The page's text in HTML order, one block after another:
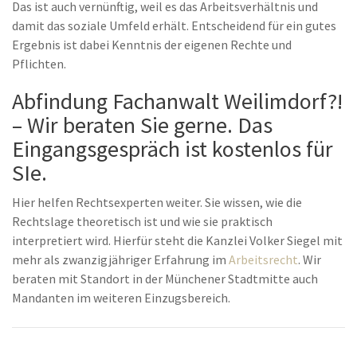
Das ist auch vernünftig, weil es das Arbeitsverhältnis und
damit das soziale Umfeld erhält. Entscheidend für ein gutes
Ergebnis ist dabei Kenntnis der eigenen Rechte und
Pflichten.
Abfindung Fachanwalt Weilimdorf?!
– Wir beraten Sie gerne. Das
Eingangsgespräch ist kostenlos für
SIe.
Hier helfen Rechtsexperten weiter. Sie wissen, wie die
Rechtslage theoretisch ist und wie sie praktisch
interpretiert wird. Hierfür steht die Kanzlei Volker Siegel mit
mehr als zwanzigjähriger Erfahrung im Arbeitsrecht. Wir
beraten mit Standort in der Münchener Stadtmitte auch
Mandanten im weiteren Einzugsbereich.